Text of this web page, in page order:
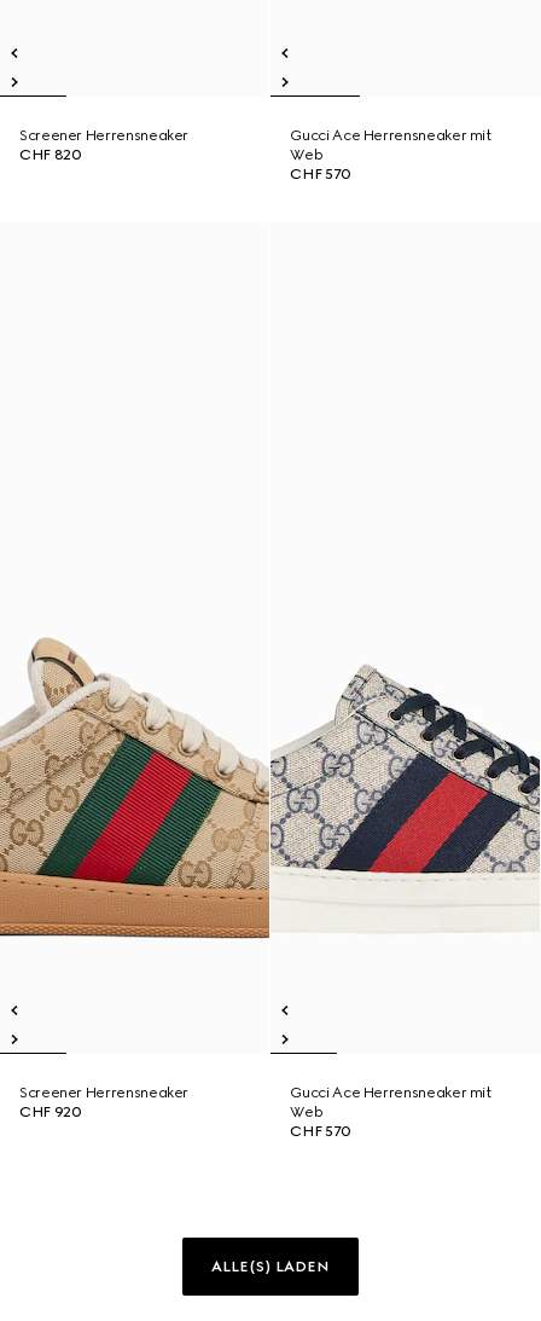
Screener Herrensneaker
CHF 820
Gucci Ace Herrensneaker mit
Web
CHF 570
Screener Herrensneaker
CHF 920
Gucci Ace Herrensneaker mit
Web
CHF 570
ALLE(S) LADEN